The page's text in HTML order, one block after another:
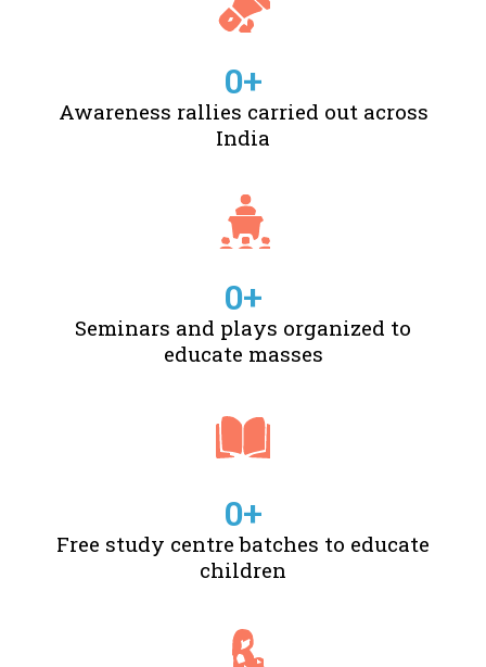
Awareness rallies carried out across
India
0+
Seminars and plays organized to
educate masses
0+
Free study centre batches to educate
children
0+